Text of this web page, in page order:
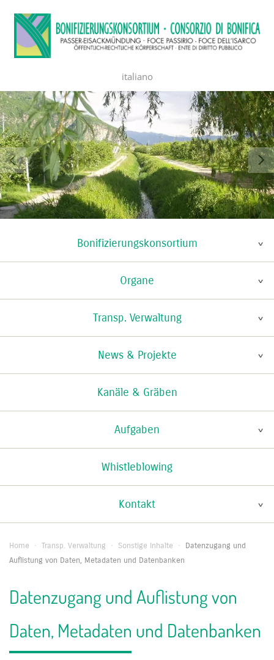
italiano
Bonifizierungskonsortium
Organe
Transp. Verwaltung
News & Projekte
Kanäle & Gräben
Aufgaben
Whistleblowing
Kontakt
Home · Transp. Verwaltung · Sonstige Inhalte · Datenzugang und
Auflistung von Daten, Metadaten und Datenbanken
Datenzugang und Auflistung von
Daten, Metadaten und Datenbanken